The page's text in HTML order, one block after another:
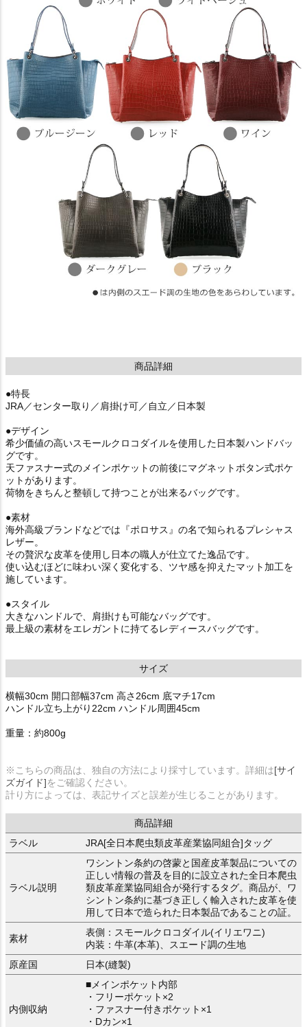
商品詳細
●特長
JRA／センター取り／肩掛け可／自立／日本製
●デザイン
希少価値の高いスモールクロコダイルを使用した日本製ハンドバッ
グです。
天ファスナー式のメインポケットの前後にマグネットボタン式ポケ
ットがあります。
荷物をきちんと整頓して持つことが出来るバッグです。
●素材
海外高級ブランドなどでは『ポロサス』の名で知られるプレシャス
レザー。
その贅沢な皮革を使用し日本の職人が仕立てた逸品です。
使い込むほどに味わい深く変化する、ツヤ感を抑えたマット加工を
施しています。
●スタイル
大きなハンドルで、肩掛けも可能なバッグです。
最上級の素材をエレガントに持てるレディースバッグです。
サイズ
横幅30cm 開口部幅37cm 高さ26cm 底マチ17cm
ハンドル立ち上がり22cm ハンドル周囲45cm
重量：約800g
※こちらの商品は、独自の方法により採寸しています。詳細は[サイ
ズガイド]をご確認ください。
計り方によっては、表記サイズと誤差が生じることがあります。
商品詳細
ラベル
JRA[全日本爬虫類皮革産業協同組合]タッグ
ラベル説明
ワシントン条約の啓蒙と国産皮革製品についての
正しい情報の普及を目的に設立された全日本爬虫
類皮革産業協同組合が発行するタグ。商品が、ワ
シントン条約に基づき正しく輸入された皮革を使
用して日本で造られた日本製品であることの証。
素材
表側：スモールクロコダイル(イリエワニ)
内装：牛革(本革)、スエード調の生地
原産国
日本(縫製)
内側収納
■メインポケット内部
・フリーポケット×2
・ファスナー付きポケット×1
・Dカン×1